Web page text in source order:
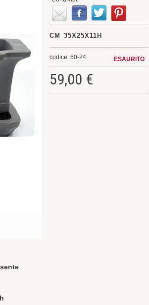
CM 35X25X11H
codice: 60-24
59,00 €
ESAURITO